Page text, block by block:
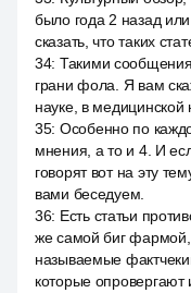
было года 2 назад
сказать, что таких
34: Такими
грани фола. Я вам
науке, в медицинской
35: Особенно по
мнения, а то и 4. И
говорят вот на эту
вами беседуем.
36: Есть статьи
же самой биг фармой,
называемые
которые опровергают